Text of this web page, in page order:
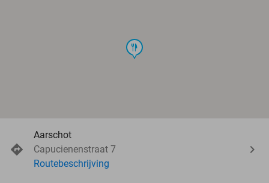
food
Aarschot
Capucienenstraat 7
Routebeschrijving